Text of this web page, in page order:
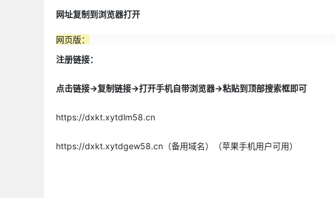
网址复制到浏览器打开
网页版：
注册链接：
点击链接->复制链接->打开手机自带浏览器->粘贴到顶部搜索框即可
https://dxkt.xytdlm58.cn
https://dxkt.xytdgew58.cn（备用域名）（苹果手机用户可用）